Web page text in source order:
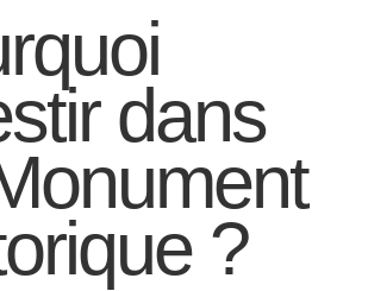
dans
?